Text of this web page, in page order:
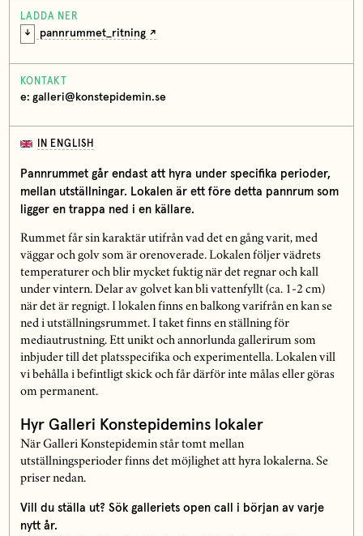
LADDA NER
pannrummet_ritning
KONTAKT
e: galleri@konstepidemin.se
IN ENGLISH
Pannrummet går endast att hyra under specifika perioder,
mellan utställningar. Lokalen är ett före detta pannrum som
ligger en trappa ned i en källare.
Rummet får sin karaktär utifrån vad det en gång varit, med
väggar och golv som är orenoverade. Lokalen följer vädrets
temperaturer och blir mycket fuktig när det regnar och kall
under vintern. Delar av golvet kan bli vattenfyllt (ca. 1-2 cm)
när det är regnigt. I lokalen finns en balkong varifrån en kan se
ned i utställningsrummet. I taket finns en ställning för
mediautrustning. Ett unikt och annorlunda gallerirum som
inbjuder till det platsspecifika och experimentella. Lokalen vill
vi behålla i befintligt skick och får därför inte målas eller göras
om permanent.
Hyr Galleri Konstepidemins lokaler
När Galleri Konstepidemin står tomt mellan
utställningsperioder finns det möjlighet att hyra lokalerna. Se
priser nedan.
Vill du ställa ut? Sök galleriets open call i början av varje
nytt år.